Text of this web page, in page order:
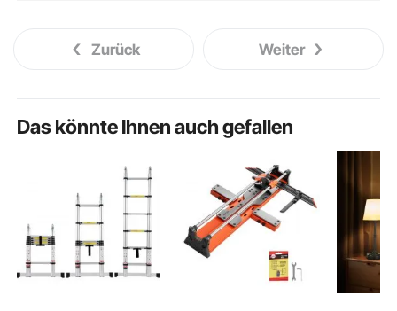
Zurück Weiter
Das könnte Ihnen auch gefallen